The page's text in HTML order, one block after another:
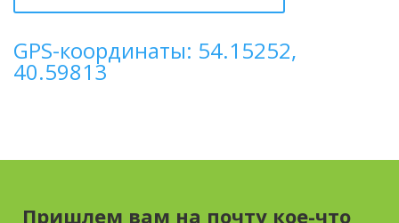
GPS-координаты: 54.15252,
40.59813
Пришлем вам на почту кое-что